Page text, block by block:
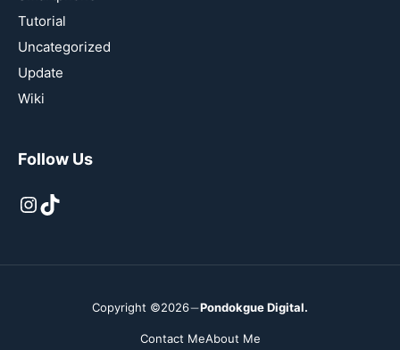
Tutorial
Uncategorized
Update
Wiki
Follow Us
Instagram
TikTok
Copyright ©2026 Pondokgue Digital.
Contact MeAbout Me